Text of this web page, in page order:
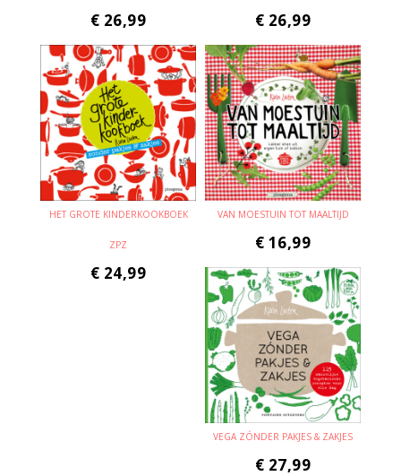
€ 26,99 € 26,99
HET GROTE KINDERKOOKBOEK
ZPZ
€ 24,99
VAN MOESTUIN TOT MAALTIJD
€ 16,99
VEGA ZÓNDER PAKJES & ZAKJES
€ 27,99